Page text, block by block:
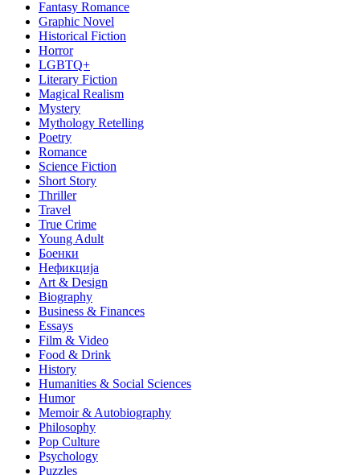
Fantasy Romance
Graphic Novel
Historical Fiction
Horror
LGBTQ+
Literary Fiction
Magical Realism
Mystery
Mythology Retelling
Poetry
Romance
Science Fiction
Short Story
Thriller
Travel
True Crime
Young Adult
Боенки
Нефикција
Art & Design
Biography
Business & Finances
Essays
Film & Video
Food & Drink
History
Humanities & Social Sciences
Humor
Memoir & Autobiography
Philosophy
Pop Culture
Psychology
Puzzles